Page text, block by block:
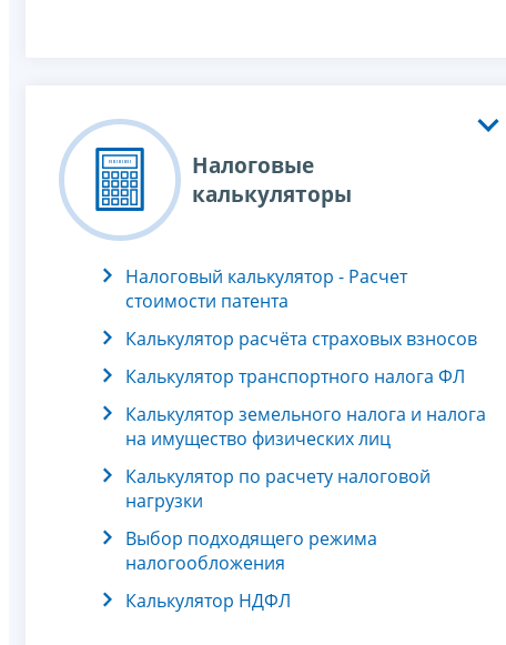
Налоговые
калькуляторы
Налоговый калькулятор - Расчет
стоимости патента
Калькулятор расчёта страховых взносов
Калькулятор транспортного налога ФЛ
Калькулятор земельного налога и налога
на имущество физических лиц
Калькулятор по расчету налоговой
нагрузки
Выбор подходящего режима
налогообложения
Калькулятор НДФЛ